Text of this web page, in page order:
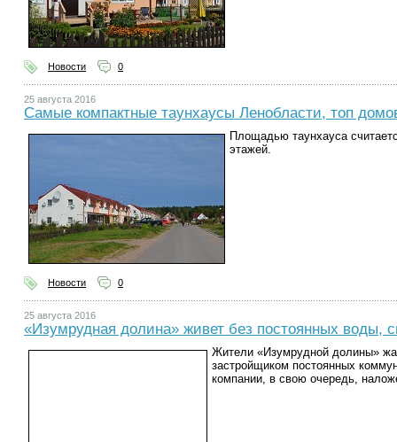
Новости 0
25 августа 2016
Самые компактные таунхаусы Ленобласти, топ
Площадью таунхауса
этажей.
Новости 0
25 августа 2016
«Изумрудная долина» живет без постоянных воды,
Жители «Изумрудной долины»
застройщиком постоянных
компании, в свою очередь,